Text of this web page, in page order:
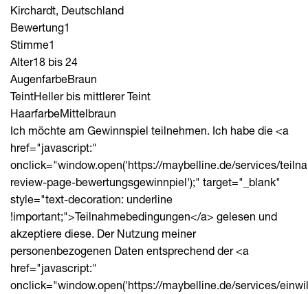
Kirchardt, Deutschland
Bewertung1
Stimme1
Alter18 bis 24
AugenfarbeBraun
TeintHeller bis mittlerer Teint
HaarfarbeMittelbraun
Ich möchte am Gewinnspiel teilnehmen. Ich habe die <a
href="javascript:"
onclick="window.open('https://maybelline.de/services/
review-page-bewertungsgewinnpiel');" target="_blank"
style="text-decoration: underline
!important;">Teilnahmebedingungen</a> gelesen und
akzeptiere diese. Der Nutzung meiner
personenbezogenen Daten entsprechend der <a
href="javascript:"
onclick="window.open('https://maybelline.de/services/